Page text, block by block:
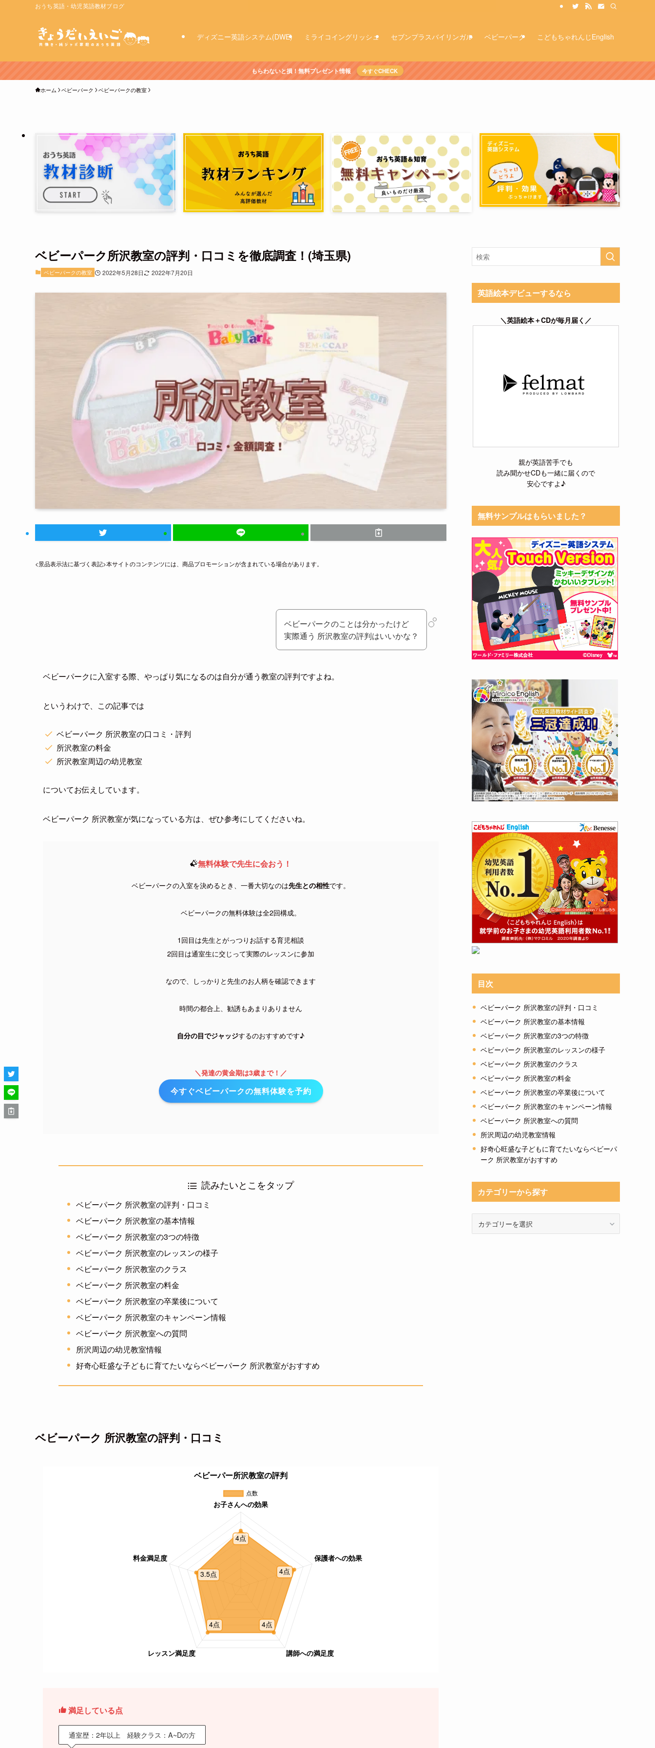
おうち英語・幼児英語教材ブログ
ディズニー英語システム(DWE) ミライコイングリッシュ セブンプラスバイリンガル ベビーパーク こどもちゃれんじEnglish
もらわないと損！無料プレゼント情報 今すぐCHECK
ホーム ベビーパーク ベビーパークの教室
ベビーパーク所沢教室の評判・口コミを徹底調査！(埼玉県)
ベビーパークの教室 2022年5月28日 2022年7月20日
<景品表示法に基づく表記>本サイトのコンテンツには、商品プロモーションが含まれている場合があります。
ベビーパークのことは分かったけど
実際通う 所沢教室の評判はいいかな？
ベビーパークに入室する際、やっぱり気になるのは自分が通う教室の評判ですよね。
というわけで、この記事では
ベビーパーク 所沢教室の口コミ・評判
所沢教室の料金
所沢教室周辺の幼児教室
についてお伝えしています。
ベビーパーク 所沢教室が気になっている方は、ぜひ参考にしてくださいね。
無料体験で先生に会おう！
ベビーパークの入室を決めるとき、一番大切なのは先生との相性です。
ベビーパークの無料体験は全2回構成。
1回目は先生とがっつりお話する育児相談
2回目は通室生に交じって実際のレッスンに参加
なので、しっかりと先生のお人柄を確認できます
時間の都合上、勧誘もあまりありません
自分の目でジャッジするのおすすめです♪
＼発達の黄金期は3歳まで！／
今すぐベビーパークの無料体験を予約
読みたいとこをタップ
ベビーパーク 所沢教室の評判・口コミ
ベビーパーク 所沢教室の基本情報
ベビーパーク 所沢教室の3つの特徴
ベビーパーク 所沢教室のレッスンの様子
ベビーパーク 所沢教室のクラス
ベビーパーク 所沢教室の料金
ベビーパーク 所沢教室の卒業後について
ベビーパーク 所沢教室のキャンペーン情報
ベビーパーク 所沢教室への質問
所沢周辺の幼児教室情報
好奇心旺盛な子どもに育てたいならベビーパーク 所沢教室がおすすめ
ベビーパーク 所沢教室の評判・口コミ
満足している点
通室歴：2年以上 経験クラス：A~Dの方
英語絵本デビューするなら
＼英語絵本＋CDが毎月届く／
親が英語苦手でも
読み聞かせCDも一緒に届くので
安心ですよ♪
無料サンプルはもらいました？
目次
ベビーパーク 所沢教室の評判・口コミ
ベビーパーク 所沢教室の基本情報
ベビーパーク 所沢教室の3つの特徴
ベビーパーク 所沢教室のレッスンの様子
ベビーパーク 所沢教室のクラス
ベビーパーク 所沢教室の料金
ベビーパーク 所沢教室の卒業後について
ベビーパーク 所沢教室のキャンペーン情報
ベビーパーク 所沢教室への質問
所沢周辺の幼児教室情報
好奇心旺盛な子どもに育てたいならベビーパ
ーク 所沢教室がおすすめ
カテゴリーから探す